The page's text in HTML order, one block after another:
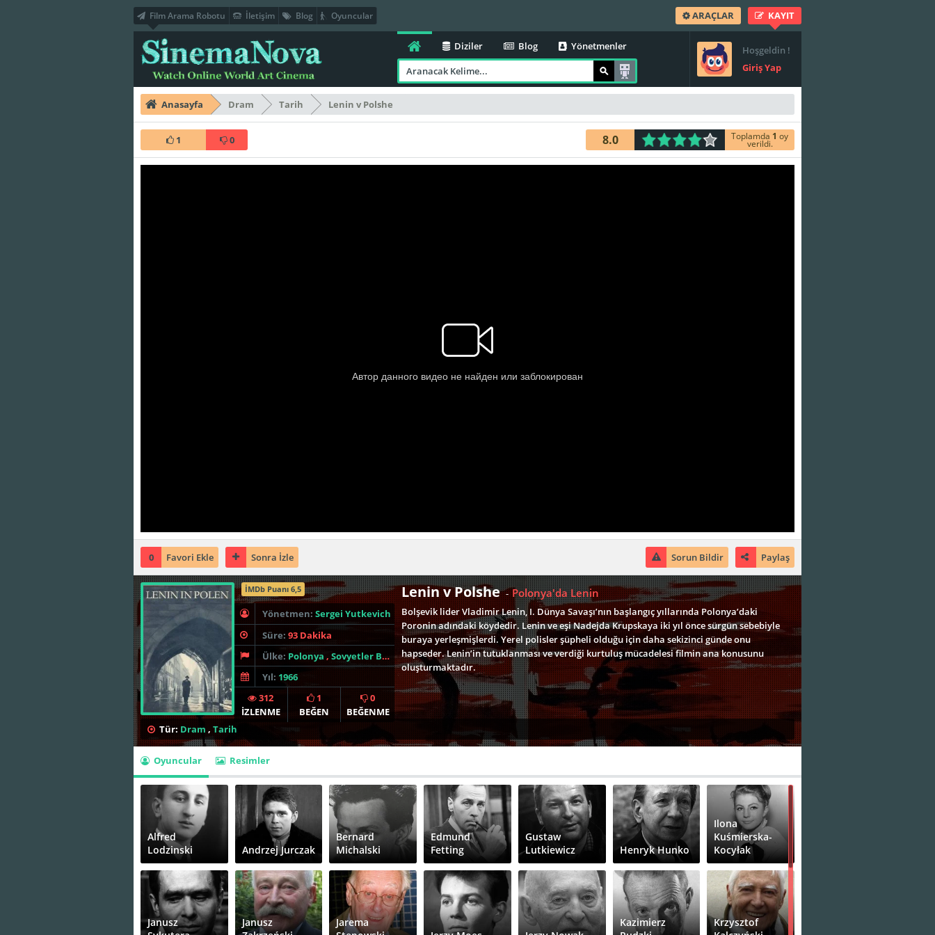
Film Arama Robotu İletişim Blog Oyuncular ARAÇLAR KAYIT
Hoşgeldin !
Giriş Yap
Diziler Blog Yönetmenler
Anasayfa Dram Tarih Lenin v Polshe
1 0 8.0 Toplamda 1 oy
verildi.
0 Favori Ekle Sonra İzle Paylaş
Sorun Bildir
İMDb Puanı 6,5
Yönetmen: Sergei Yutkevich
Süre: 93 Dakika
Ülke: Polonya , Sovyetler Birliği
Yıl: 1966
312
İZLENME
1
BEĞEN
0
BEĞENME
Lenin v Polshe - Polonya'da Lenin
Bolşevik lider Vladimir Lenin, I. Dünya Savaşı’nın başlangıç yıllarında Polonya’daki
Poronin adındaki köydedir. Lenin ve eşi Nadejda Krupskaya iki yıl önce sürgün sebebiyle
buraya yerleşmişlerdi. Yerel polisler şüpheli olduğu için daha sekizinci günde onu
hapseder. Lenin’in tutuklanması ve verdiği kurtuluş mücadelesi filmin ana konusunu
oluşturmaktadır.
Tür: Dram , Tarih
Oyuncular Resimler
Alfred
Lodzinski
Andrzej Jurczak
Bernard
Michalski
Edmund
Fetting
Gustaw
Lutkiewicz
Henryk Hunko
Ilona
Kuśmierska-
Kocyłak
Janusz
Janusz
Jarema
Kazimierz
Krzysztof